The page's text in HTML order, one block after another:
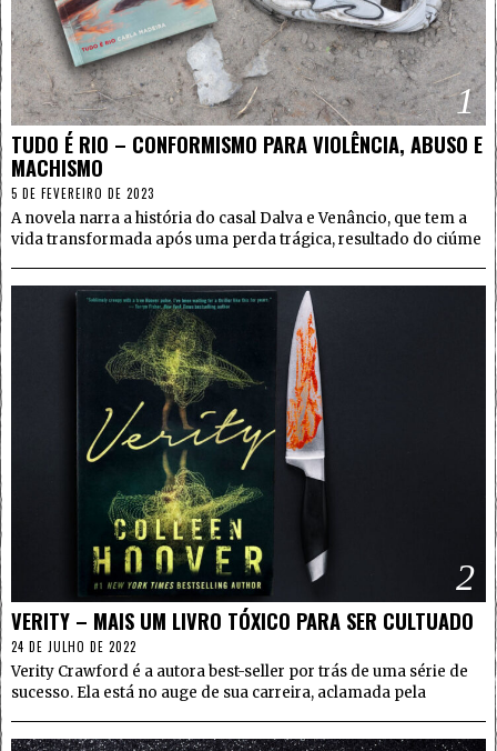
1
TUDO É RIO – CONFORMISMO PARA VIOLÊNCIA, ABUSO E
MACHISMO
5 DE FEVEREIRO DE 2023
A novela narra a história do casal Dalva e Venâncio, que tem a
vida transformada após uma perda trágica, resultado do ciúme
2
VERITY – MAIS UM LIVRO TÓXICO PARA SER CULTUADO
24 DE JULHO DE 2022
Verity Crawford é a autora best-seller por trás de uma série de
sucesso. Ela está no auge de sua carreira, aclamada pela